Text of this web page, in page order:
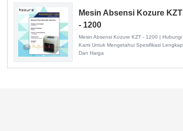
Mesin Absensi Kozure KZT
- 1200
Mesin Absensi Kozure KZT - 1200 | Hubungi
Kami Untuk Mengetahui Spesifikasi Lengkap
Dan Harga